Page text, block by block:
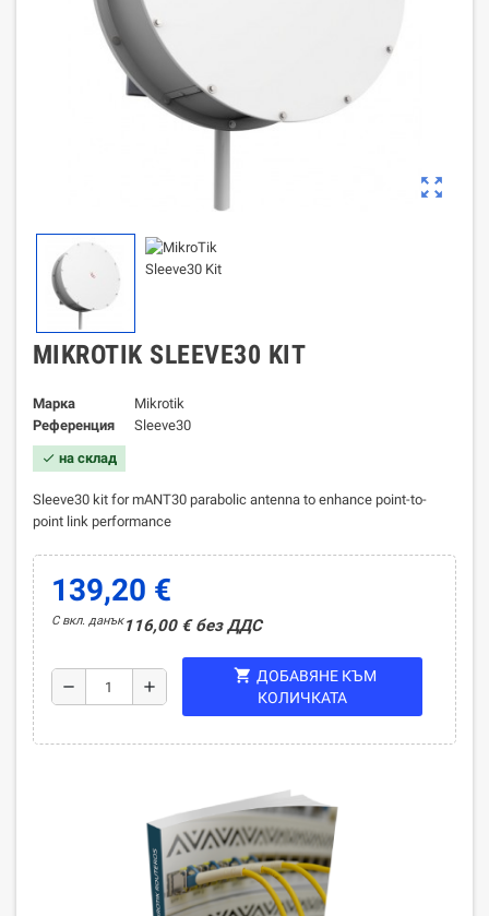
zoom_out_map
MIKROTIK SLEEVE30 KIT
Марка
Mikrotik
Референция
Sleeve30
check на склад
Sleeve30 kit for mANT30 parabolic antenna to enhance point-to-
point link performance
139,20 €
С вкл. данък116,00 € без ДДС
remove add
shopping_cart ДОБАВЯНЕ КЪМ
КОЛИЧКАТА